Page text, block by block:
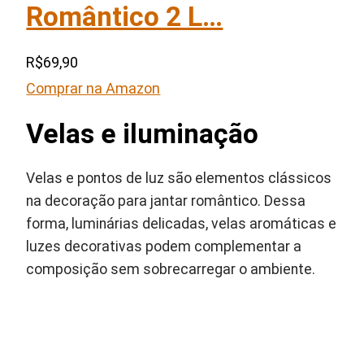
Romântico 2 L…
R$69,90
Comprar na Amazon
Velas e iluminação
Velas e pontos de luz são elementos clássicos
na decoração para jantar romântico. Dessa
forma, luminárias delicadas, velas aromáticas e
luzes decorativas podem complementar a
composição sem sobrecarregar o ambiente.